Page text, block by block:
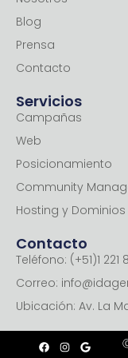
Blog
Prensa
Contacto
Servicios
Campañas
Web
Posicionamiento
Community
Hosting y Dominios
Contacto
Teléfono: (+51)1 221
Correo:
Ubicación: Av. La
F
a
I
n
G
o